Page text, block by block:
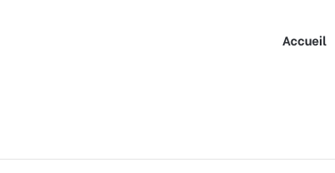
Accueil